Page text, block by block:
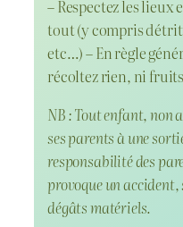
– Respectez les lieux
tout (y compris
etc…) – En règle
récoltez rien, ni
NB : Tout enfant, non
ses parents à une
responsabilité des
provoque un accident,
dégâts matériels.